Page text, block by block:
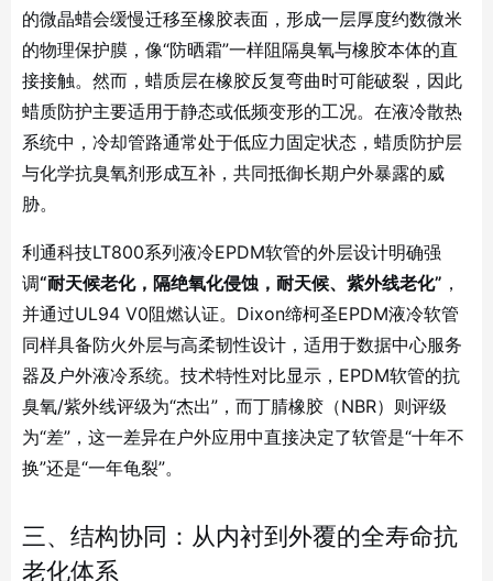
的微晶蜡会缓慢迁移至橡胶表面，形成一层厚度约数微米
的物理保护膜，像“防晒霜”一样阻隔臭氧与橡胶本体的直
接接触。然而，蜡质层在橡胶反复弯曲时可能破裂，因此
蜡质防护主要适用于静态或低频变形的工况。在液冷散热
系统中，冷却管路通常处于低应力固定状态，蜡质防护层
与化学抗臭氧剂形成互补，共同抵御长期户外暴露的威
胁。
利通科技LT800系列液冷EPDM软管的外层设计明确强
调“耐天候老化，隔绝氧化侵蚀，耐天候、紫外线老化” ，
并通过UL94 V0阻燃认证。Dixon缔柯圣EPDM液冷软管
同样具备防火外层与高柔韧性设计，适用于数据中心服务
器及户外液冷系统。技术特性对比显示，EPDM软管的抗
臭氧/紫外线评级为“杰出”，而丁腈橡胶（NBR）则评级
为“差” ，这一差异在户外应用中直接决定了软管是“十年不
换”还是“一年龟裂”。
三、结构协同：从内衬到外覆的全寿命抗
老化体系